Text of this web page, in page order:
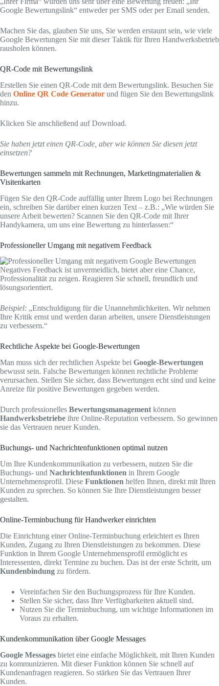
Google Bewertungslink“ entweder per SMS oder per Email senden.
Machen Sie das, glauben Sie uns, Sie werden erstaunt sein, wie viele
Google Bewertungen Sie mit dieser Taktik für Ihren Handwerksbetrieb
rausholen können.
QR-Code mit Bewertungslink
Erstellen Sie einen QR-Code mit dem Bewertungslink. Besuchen Sie
den Online QR Code Generator und fügen Sie den Bewertungslink
hinzu.
Klicken Sie anschließend auf Download.
Sie haben jetzt einen QR-Code, aber wie können Sie diesen jetzt
einsetzen?
Bewertungen sammeln mit Rechnungen, Marketingmaterialien &
Visitenkarten
Fügen Sie den QR-Code auffällig unter Ihrem Logo bei Rechnungen
ein, schreiben Sie darüber einen kurzen Text – z.B.: „Wie würden Sie
unsere Arbeit bewerten? Scannen Sie den QR-Code mit Ihrer
Handykamera, um uns eine Bewertung zu hinterlassen:“
Professioneller Umgang mit negativem Feedback
Negatives Feedback ist unvermeidlich, bietet aber eine Chance,
Professionalität zu zeigen. Reagieren Sie schnell, freundlich und
lösungsorientiert.
Beispiel: „Entschuldigung für die Unannehmlichkeiten. Wir nehmen
Ihre Kritik ernst und werden daran arbeiten, unsere Dienstleistungen
zu verbessern.“
Rechtliche Aspekte bei Google-Bewertungen
Man muss sich der rechtlichen Aspekte bei Google-Bewertungen
bewusst sein. Falsche Bewertungen können rechtliche Probleme
verursachen. Stellen Sie sicher, dass Bewertungen echt sind und keine
Anreize für positive Bewertungen gegeben werden.
Durch professionelles Bewertungsmanagement können
Handwerksbetriebe ihre Online-Reputation verbessern. So gewinnen
sie das Vertrauen neuer Kunden.
Buchungs- und Nachrichtenfunktionen optimal nutzen
Um Ihre Kundenkommunikation zu verbessern, nutzen Sie die
Buchungs- und Nachrichtenfunktionen in Ihrem Google
Unternehmensprofil. Diese Funktionen helfen Ihnen, direkt mit Ihren
Kunden zu sprechen. So können Sie Ihre Dienstleistungen besser
gestalten.
Online-Terminbuchung für Handwerker einrichten
Die Einrichtung einer Online-Terminbuchung erleichtert es Ihren
Kunden, Zugang zu Ihren Dienstleistungen zu bekommen. Diese
Funktion in Ihrem Google Unternehmensprofil ermöglicht es
Interessenten, direkt Termine zu buchen. Das ist der erste Schritt, um
Kundenbindung zu fördern.
Vereinfachen Sie den Buchungsprozess für Ihre Kunden.
Stellen Sie sicher, dass Ihre Verfügbarkeiten aktuell sind.
Nutzen Sie die Terminbuchung, um wichtige Informationen im
Voraus zu erhalten.
Kundenkommunikation über Google Messages
Google Messages bietet eine einfache Möglichkeit, mit Ihren Kunden
zu kommunizieren. Mit dieser Funktion können Sie schnell auf
Kundenanfragen reagieren. So stärken Sie das Vertrauen Ihrer
Kunden.